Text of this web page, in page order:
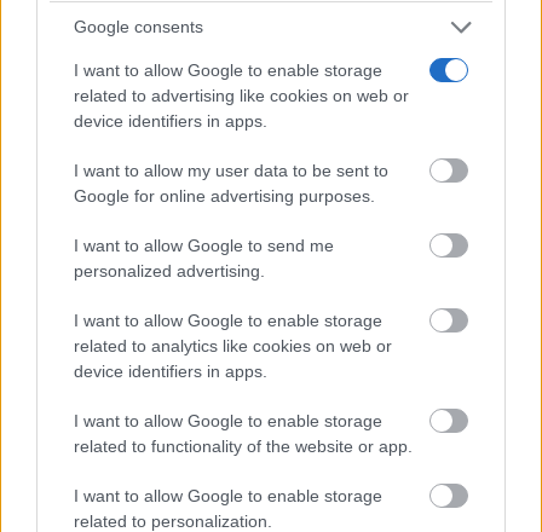
Google consents
I want to allow Google to enable storage
related to advertising like cookies on web or
device identifiers in apps.
I want to allow my user data to be sent to
Google for online advertising purposes.
I want to allow Google to send me
personalized advertising.
I want to allow Google to enable storage
related to analytics like cookies on web or
device identifiers in apps.
I want to allow Google to enable storage
related to functionality of the website or app.
I want to allow Google to enable storage
related to personalization.